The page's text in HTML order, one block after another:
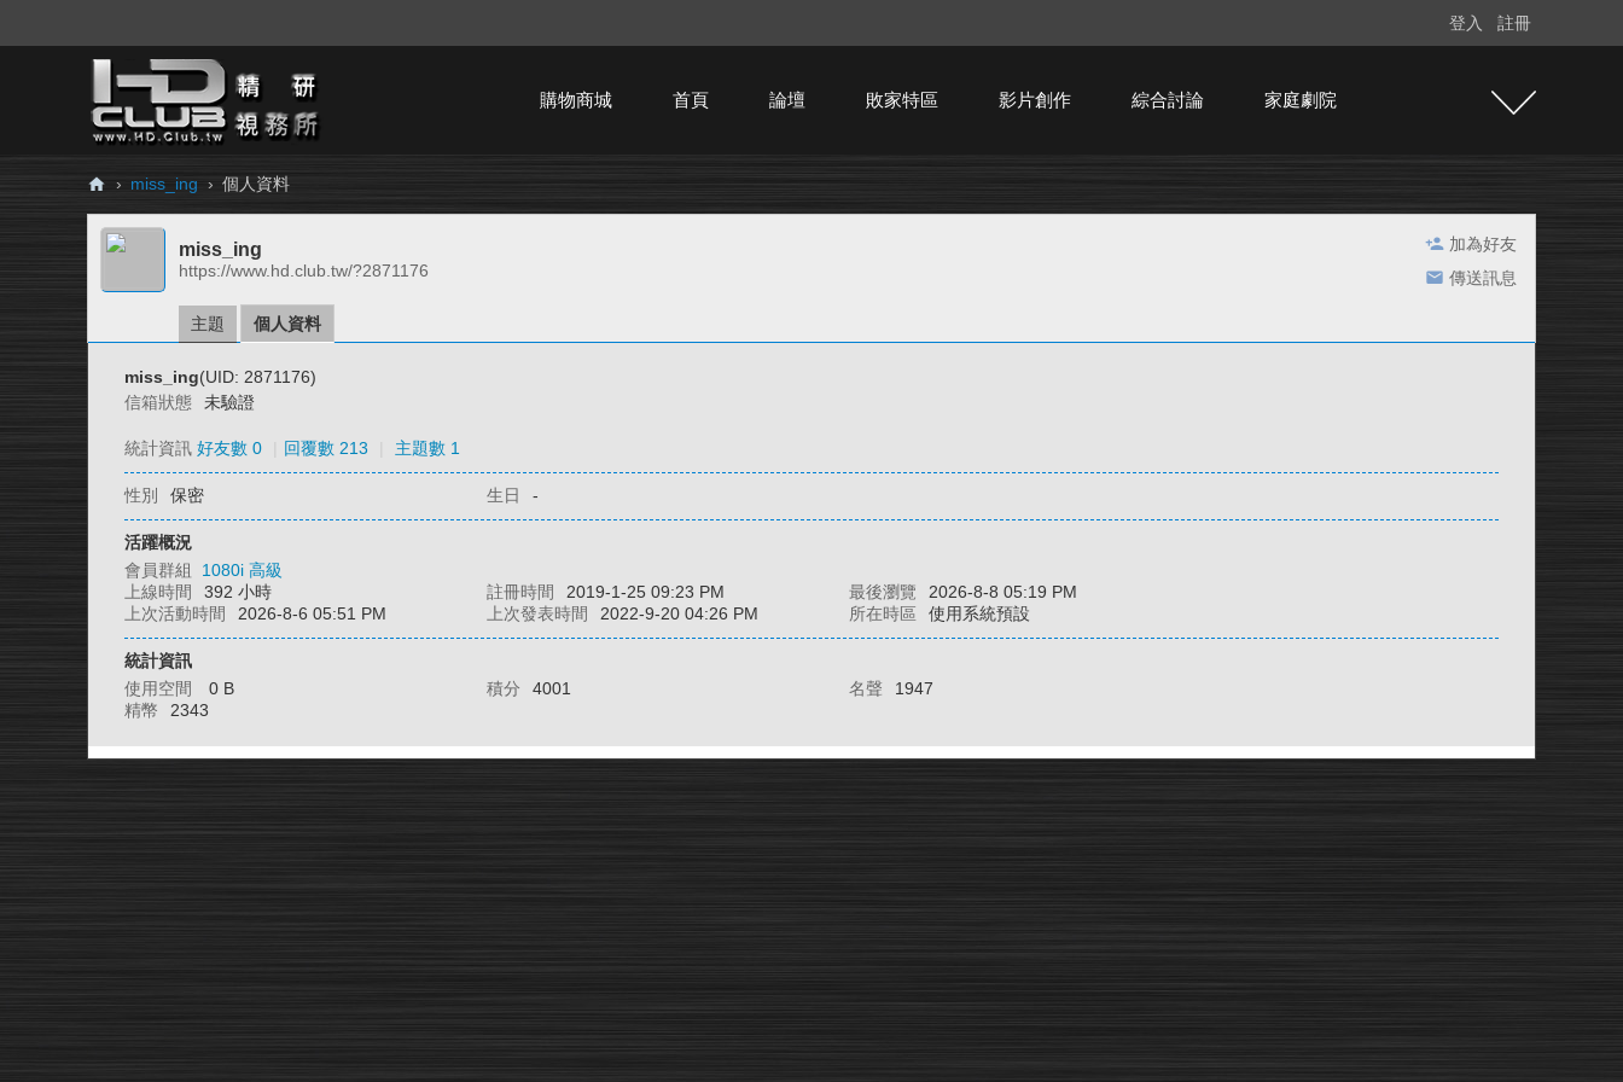
登入 註冊
購物商城 首頁 論壇 敗家特區 影片創作 綜合討論 家庭劇院
H
Cl
› miss_ing › 個人資料
加為好友
傳送訊息
miss_ing
https://www.hd.club.tw/?2871176
主題 個人資料
miss_ing(UID: 2871176)
信箱狀態
未驗證
統計資訊 好友數 0 回覆數 213 主題數 1
性別 保密 生日 -
活躍概況
會員群組 1080i 高級
上線時間
392 小時 註冊時間 2019-1-25 09:23 PM 最後瀏覽
2026-8-8 05:19 PM
上次活動時間
2026-8-6 05:51 PM 上次發表時間 2022-9-20 04:26 PM 所在時區 使用系統預設
統計資訊
使用空間
0 B 積分 4001 名聲
1947
精幣
2343